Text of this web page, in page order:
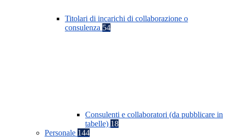
Titolari di incarichi di collaborazione o
consulenza 54
Consulenti e collaboratori (da pubblicare in
tabelle) 18
Personale 144